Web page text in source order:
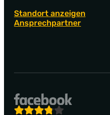
Standort anzeigen
Ansprechpartner